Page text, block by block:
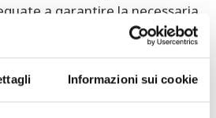
Informazioni sui cookie
a garantire la necessaria
in caso di vendita e/o
alimentari e bevande.
che gestisce i
in modalità automatica